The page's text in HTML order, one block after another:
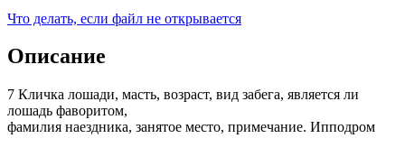
Что делать, если файл не открывается
Описание
7 Кличка лошади, масть, возраст, вид забега, является ли
лошадь фаворитом,
фамилия наездника, занятое место, примечание. Ипподром